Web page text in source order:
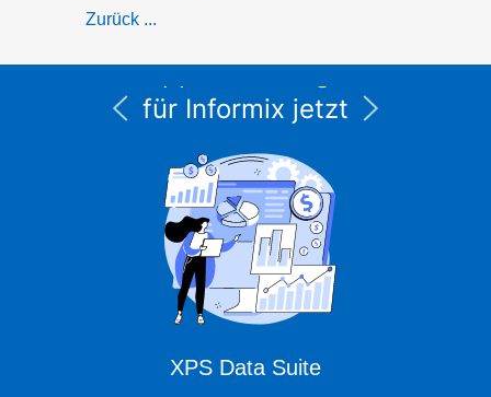
Zurück ...
Alle Service- und
Supportleistungen
für Informix jetzt
Expert Solutions
XPS Data Suite